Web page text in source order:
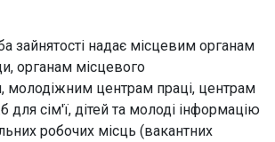
зайнятості надає місцевим органам
органам місцевого
молодіжним центрам праці, центрам
для сім'ї, дітей та молоді інформацію
робочих місць (вакантних